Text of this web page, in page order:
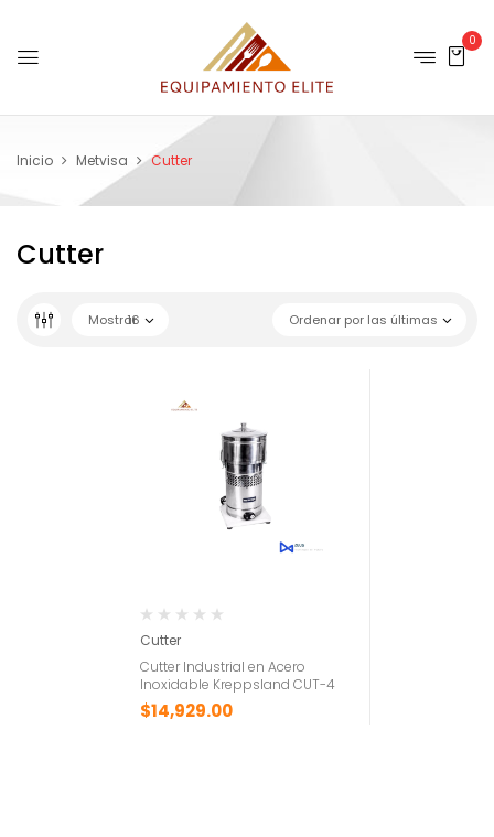
0
Inicio Metvisa Cutter
Cutter
Ordenar por las últimas
Mostrar
16
Cutter
Cutter Industrial en Acero
Inoxidable Kreppsland CUT-4
$14,929.00